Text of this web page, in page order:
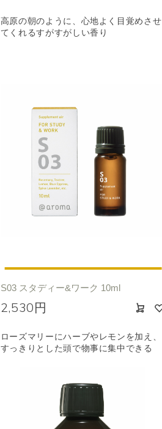
高原の朝のように、心地よく目覚めさせ
てくれるすがすがしい香り
S03 スタディー&ワーク 10ml
2,530円
ローズマリーにハーブやレモンを加え、
すっきりとした頭で物事に集中できる